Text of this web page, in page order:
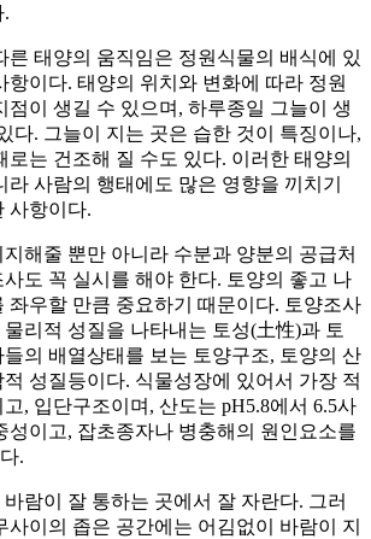
.
른 태양의 움직임은 정원식물의 배식에 있
항이다. 태양의 위치와 변화에 따라 정원
점이 생길 수 있으며, 하루종일 그늘이 생
다. 그늘이 지는 곳은 습한 것이 특징이나,
로는 건조해 질 수도 있다. 이러한 태양의
라 사람의 행태에도 많은 영향을 끼치기
사항이다.
해줄 뿐만 아니라 수분과 양분의 공급처
도 꼭 실시를 해야 한다. 토양의 좋고 나
좌우할 만큼 중요하기 때문이다. 토양조사
리적 성질을 나타내는 토성(土性)과 토
의 배열상태를 보는 토양구조, 토양의 산
성질등이다. 식물성장에 있어서 가장 적
, 입단구조이며, 산도는 pH5.8에서 6.5사
성이고, 잡초종자나 병충해의 원인요소를
.
람이 잘 통하는 곳에서 잘 자란다. 그러
사이의 좁은 공간에는 어김없이 바람이 지